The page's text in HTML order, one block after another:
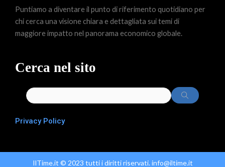
Puntiamo a diventare il punto di riferimento quotidiano per
chi cerca una visione chiara e dettagliata sui temi di
maggiore impatto nel panorama economico globale.
Cerca nel sito
Privacy Policy
IlTime.it © 2023 tutti i diritti riservati. info@iltime.it